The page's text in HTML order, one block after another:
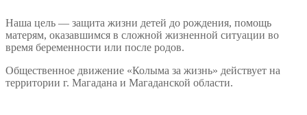
Наша цель — защита жизни детей до рождения, помощь
матерям, оказавшимся в сложной жизненной ситуации во
время беременности или после родов.
Общественное движение «Колыма за жизнь» действует на
территории г. Магадана и Магаданской области.